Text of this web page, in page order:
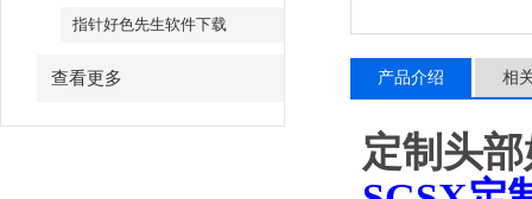
指针好色先生软件下载
查看更多 产品介绍 相
定制头